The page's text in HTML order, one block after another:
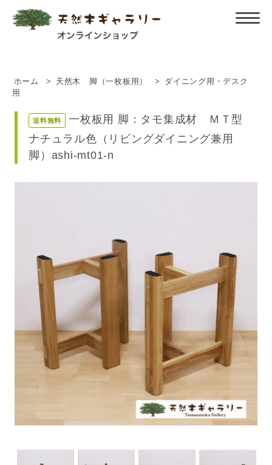
ホーム > 天然木 脚（一枚板用） >
ダイニング用・デスク
用
送料無料
一枚板用 脚：タモ集成材 ＭＴ型
ナチュラル色（リビングダイニング兼用
脚）ashi-mt01-n